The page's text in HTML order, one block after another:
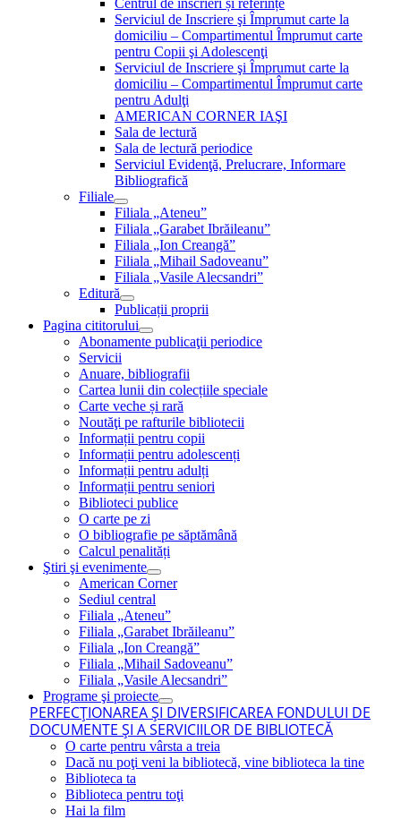
Centrul de înscrieri și referințe
Serviciul de Inscriere şi Împrumut carte la
domiciliu – Compartimentul Împrumut carte
pentru Copii şi Adolescenţi
Serviciul de Inscriere şi Împrumut carte la
domiciliu – Compartimentul Împrumut carte
pentru Adulţi
AMERICAN CORNER IAŞI
Sala de lectură
Sala de lectură periodice
Serviciul Evidenţă, Prelucrare, Informare
Bibliografică
Filiale
Filiala „Ateneu”
Filiala „Garabet Ibrăileanu”
Filiala „Ion Creangă”
Filiala „Mihail Sadoveanu”
Filiala „Vasile Alecsandri”
Editură
Publicații proprii
Pagina cititorului
Abonamente publicaţii periodice
Servicii
Anuare, bibliografii
Cartea lunii din colecțiile speciale
Carte veche și rară
Noutăţi pe rafturile bibliotecii
Informații pentru copii
Informații pentru adolescenți
Informații pentru adulți
Informații pentru seniori
Biblioteci publice
O carte pe zi
O bibliografie pe săptămână
Calcul penalități
Ştiri şi evenimente
American Corner
Sediul central
Filiala „Ateneu”
Filiala „Garabet Ibrăileanu”
Filiala „Ion Creangă”
Filiala „Mihail Sadoveanu”
Filiala „Vasile Alecsandri”
Programe şi proiecte
PERFECŢIONAREA ŞI DIVERSIFICAREA FONDULUI DE
DOCUMENTE ŞI A SERVICIILOR DE BIBLIOTECĂ
O carte pentru vârsta a treia
Dacă nu poţi veni la bibliotecă, vine biblioteca la tine
Biblioteca ta
Biblioteca pentru toţi
Hai la film